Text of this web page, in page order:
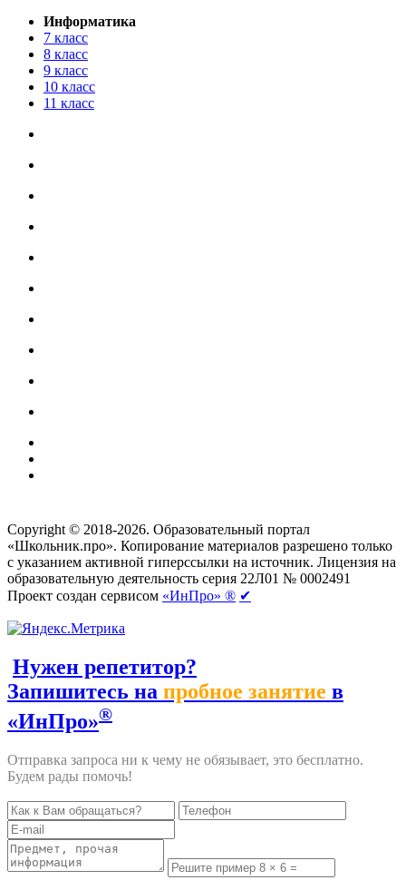
Информатика
7 класс
8 класс
9 класс
10 класс
11 класс
Copyright © 2018-2026. Образовательный портал
«Школьник.про». Копирование материалов разрешено только
с указанием активной гиперссылки на источник. Лицензия на
образовательную деятельность серия 22Л01 № 0002491
Проект создан сервисом «ИнПро» ® ✔
Нужен репетитор?
Запишитесь на пробное занятие в
«ИнПро»®
Отправка запроса ни к чему не обязывает, это бесплатно.
Будем рады помочь!